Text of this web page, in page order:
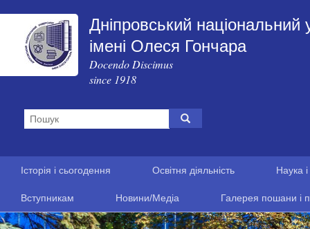
Дніпровський національний
імені Олеся Гончара
Docendo Discimus
since 1918
Історія і сьогодення Освітня діяльність Наука
Вступникам Новини/Медіа Галерея пошани і